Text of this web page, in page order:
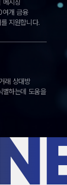
개 금융
지원합니다.
래 상대방
별하는데 도움을